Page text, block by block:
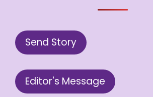
Send Story
Editor's Message